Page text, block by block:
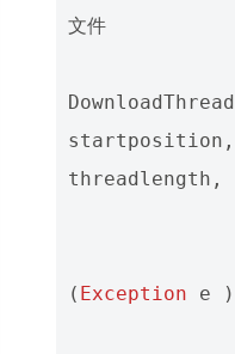
文件
DownloadThread
startposition ,
threadlength ,
( Exception e )